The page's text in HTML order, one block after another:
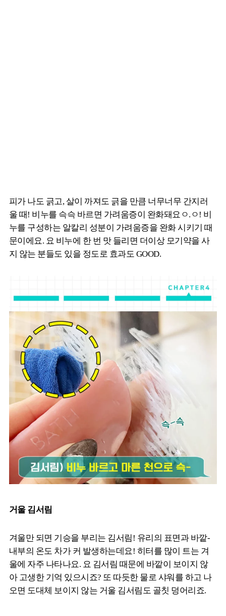
피가 나도 긁고, 살이 까져도 긁을 만큼 너무너무 간지러
울 때! 비누를 슥슥 바르면 가려움증이 완화돼요ㅇ.ㅇ! 비
누를 구성하는 알칼리 성분이 가려움증을 완화 시키기 때
문이에요. 요 비누에 한 번 맛 들리면 더이상 모기약을 사
지 않는 분들도 있을 정도로 효과도 GOOD.
거울 김서림
겨울만 되면 기승을 부리는 김서림! 유리의 표면과 바깥-
내부의 온도 차가 커 발생하는데요! 히터를 많이 트는 겨
울에 자주 나타나요. 요 김서림 때문에 바깥이 보이지 않
아 고생한 기억 있으시죠? 또 따듯한 물로 샤워를 하고 나
오면 도대체 보이지 않는 거울 김서림도 골칫 덩어리죠.